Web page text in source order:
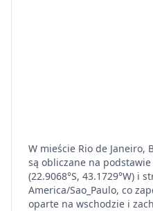
W mieście Rio de
są obliczane na
(22.9068°S, 43.1729°W) i
America/Sao_Paulo, co
oparte na wschodzie i